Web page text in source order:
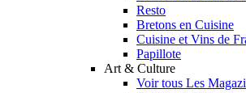
Resto
Bretons en Cuisine
Cuisine et Vins de
Papillote
Art & Culture
Voir tous Les